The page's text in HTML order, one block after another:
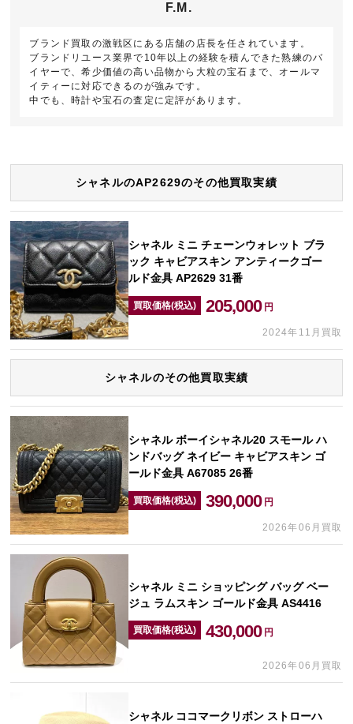
F.M.
ブランド買取の激戦区にある店舗の店長を任されています。
ブランドリユース業界で10年以上の経験を積んできた熟練のバ
イヤーで、希少価値の高い品物から大粒の宝石まで、オールマ
イティーに対応できるのが強みです。
中でも、時計や宝石の査定に定評があります。
シャネルのAP2629のその他買取実績
シャネル ミニ チェーンウォレット ブラ
ック キャビアスキン アンティークゴー
ルド金具 AP2629 31番
買取価格(税込) 205,000 円
2024年11月買取
シャネルのその他買取実績
シャネル ボーイシャネル20 スモール ハ
ンドバッグ ネイビー キャビアスキン ゴ
ールド金具 A67085 26番
買取価格(税込) 390,000 円
2026年06月買取
シャネル ミニ ショッピング バッグ ベー
ジュ ラムスキン ゴールド金具 AS4416
買取価格(税込) 430,000 円
2026年06月買取
シャネル ココマークリボン ストローハ